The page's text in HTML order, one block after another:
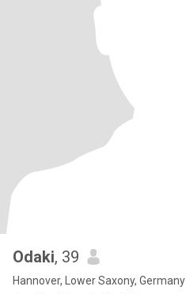
Odaki, 39
Hannover, Lower Saxony, Germany